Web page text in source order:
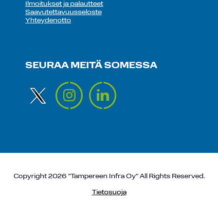
Ilmoitukset ja palautteet
Saavutettavuusseloste
Yhteydenotto
SEURAA MEITÄ SOMESSA
Copyright 2026 "Tampereen Infra Oy" All Rights Reserved.
Tietosuoja